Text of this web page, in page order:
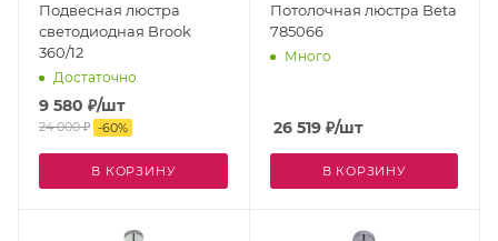
Подвесная люстра
светодиодная Brook
360/12
Достаточно
9 580 ₽/шт
24 000₽ -60%
В КОРЗИНУ
Потолочная люстра Beta
785066
Много
26 519₽/шт
В КОРЗИНУ